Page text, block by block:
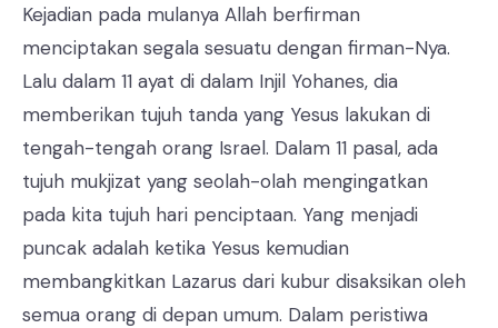
Kejadian pada mulanya Allah berfirman
menciptakan segala sesuatu dengan firman-Nya.
Lalu dalam 11 ayat di dalam Injil Yohanes, dia
memberikan tujuh tanda yang Yesus lakukan di
tengah-tengah orang Israel. Dalam 11 pasal, ada
tujuh mukjizat yang seolah-olah mengingatkan
pada kita tujuh hari penciptaan. Yang menjadi
puncak adalah ketika Yesus kemudian
membangkitkan Lazarus dari kubur disaksikan oleh
semua orang di depan umum. Dalam peristiwa